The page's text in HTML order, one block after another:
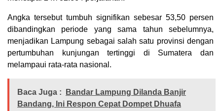
Angka tersebut tumbuh signifikan sebesar 53,50 persen
dibandingkan periode yang sama tahun sebelumnya,
menjadikan Lampung sebagai salah satu provinsi dengan
pertumbuhan kunjungan tertinggi di Sumatera dan
melampaui rata-rata nasional.
Baca Juga :
Bandar Lampung Dilanda Banjir
Bandang, Ini Respon Cepat Dompet Dhuafa